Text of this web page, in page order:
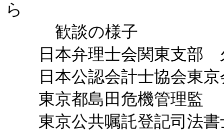
歓談の様子
日本弁理士会関東支部
日本公認会計士協会東
東京都島田危機管理監
東京公共嘱託登記司法書